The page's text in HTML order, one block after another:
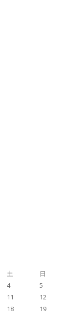
土
日
4
5
11
12
18 19